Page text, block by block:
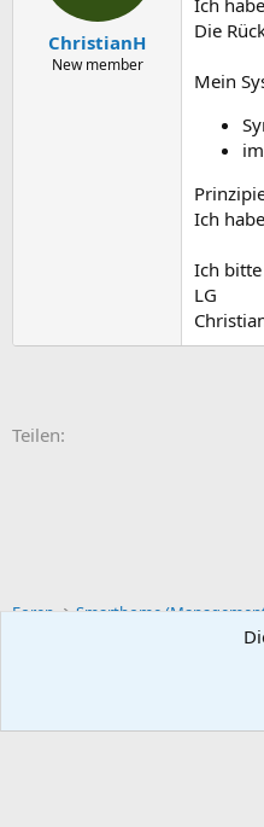
e
n
ChristianH
New member
Die
Mein
Ich
Ich
LG
Teilen:
Foren Smarthome